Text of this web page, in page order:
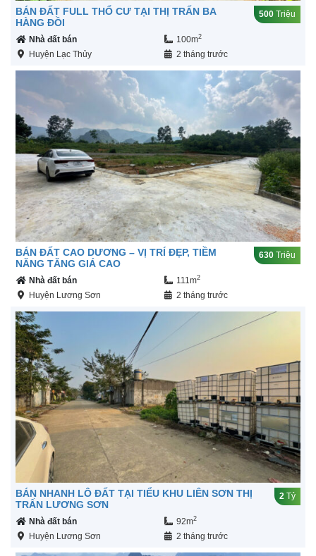
BÁN ĐẤT FULL THỔ CƯ TẠI THỊ TRẤN BA
HÀNG ĐỒI
500 Triệu
Nhà đất bán 100m2
Huyện Lạc Thủy 2 tháng trước
BÁN ĐẤT CAO DƯƠNG – VỊ TRÍ ĐẸP, TIỀM
NĂNG TĂNG GIÁ CAO
630 Triệu
Nhà đất bán 111m2
Huyện Lương Sơn 2 tháng trước
BÁN NHANH LÔ ĐẤT TẠI TIỂU KHU LIÊN SƠN THỊ
TRẤN LƯƠNG SƠN
2 Tỷ
Nhà đất bán 92m2
Huyện Lương Sơn 2 tháng trước